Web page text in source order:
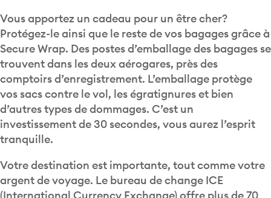
Vous apportez un cadeau pour un être cher?
Protégez-le ainsi que le reste de vos bagages grâce à
Secure Wrap. Des postes d’emballage des bagages se
trouvent dans les deux aérogares, près des
comptoirs d’enregistrement. L’emballage protège
vos sacs contre le vol, les égratignures et bien
d’autres types de dommages. C’est un
investissement de 30 secondes, vous aurez l’esprit
tranquille.
Votre destination est importante, tout comme votre
argent de voyage. Le bureau de change ICE